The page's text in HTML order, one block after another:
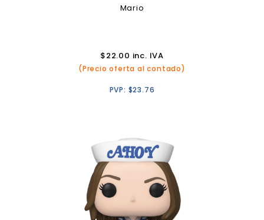
Mario
$22.00 inc. IVA
(Precio oferta al contado)
PVP: $23.76